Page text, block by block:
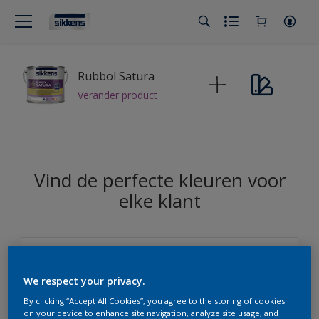
Rubbol Satura
Verander product
Vind de perfecte kleuren voor
elke klant
Sikkens
We respect your privacy.
By clicking “Accept All Cookies”, you agree to the storing of cookies
on your device to enhance site navigation, analyze site usage, and